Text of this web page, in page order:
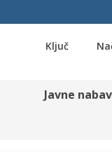
Ključ
Javne